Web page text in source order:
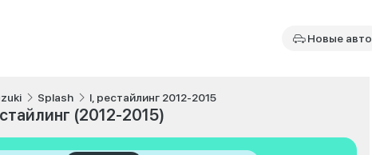
Новые авто
Splash I, рестайлинг 2012-2015
(2012-2015)